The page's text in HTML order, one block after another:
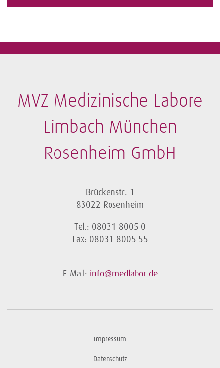
MVZ Medizinische Labore
Limbach München
Rosenheim GmbH
Brückenstr. 1
83022 Rosenheim
Tel.: 08031 8005 0
Fax: 08031 8005 55
E-Mail: info@medlabor.de
Impressum
Datenschutz